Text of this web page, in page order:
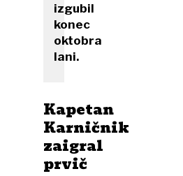
izgubil
konec
oktobra
lani.
Kapetan
Karničnik
zaigral
prvič